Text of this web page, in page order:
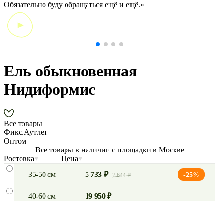
красавицы,
которые появились у меня на участке.»
Ель обыкновенная
Нидиформис
Все товары
Фикс.Аутлет
Оптом
Все товары в наличии с площадки в Москве
Ростовка
Цена
35-50 см
5 733 ₽ 7 644 ₽ -25%
40-60 см 19 950 ₽